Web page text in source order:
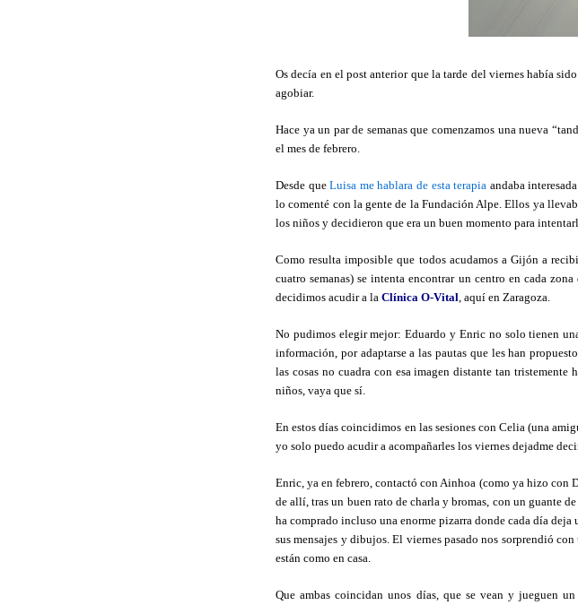
Os decía en el post anterior que la tarde del viernes había
agobiar.
Hace ya un par de semanas que comenzamos una nueva
el mes de febrero.
Desde queLuisa me hablara de esta terapia andaba
lo comenté con la gente de la Fundación Alpe. Ellos ya
los niños y decidieron que era un buen momento para
Como resulta imposible que todos acudamos a Gijón a
cuatro semanas) se intenta encontrar un centro en cada
decidimos acudir a la Clínica O-Vital , aquí en Zaragoza.
No pudimos elegir mejor: Eduardo y Enric no solo tienen
información, por adaptarse a las pautas que les han
las cosas no cuadra con esa imagen distante tan
niños, vaya que sí.
En estos días coincidimos en las sesiones con Celia (una
yo solo puedo acudir a acompañarles los viernes dejadme
Enric, ya en febrero, contactó con Ainhoa (como ya hizo
de allí, tras un buen rato de charla y bromas, con un guante
ha comprado incluso una enorme pizarra donde cada día
sus mensajes y dibujos. El viernes pasado nos sorprendió
están como en casa.
Que ambas coincidan unos días, que se vean y jueguen